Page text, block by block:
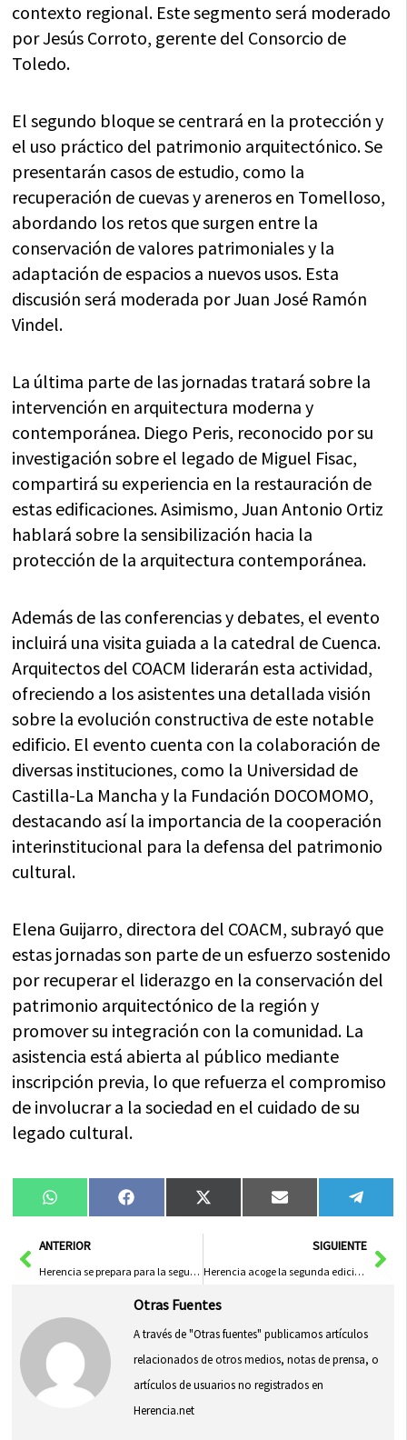
contexto regional. Este segmento será moderado
por Jesús Corroto, gerente del Consorcio de
Toledo.
El segundo bloque se centrará en la protección y
el uso práctico del patrimonio arquitectónico. Se
presentarán casos de estudio, como la
recuperación de cuevas y areneros en Tomelloso,
abordando los retos que surgen entre la
conservación de valores patrimoniales y la
adaptación de espacios a nuevos usos. Esta
discusión será moderada por Juan José Ramón
Vindel.
La última parte de las jornadas tratará sobre la
intervención en arquitectura moderna y
contemporánea. Diego Peris, reconocido por su
investigación sobre el legado de Miguel Fisac,
compartirá su experiencia en la restauración de
estas edificaciones. Asimismo, Juan Antonio Ortiz
hablará sobre la sensibilización hacia la
protección de la arquitectura contemporánea.
Además de las conferencias y debates, el evento
incluirá una visita guiada a la catedral de Cuenca.
Arquitectos del COACM liderarán esta actividad,
ofreciendo a los asistentes una detallada visión
sobre la evolución constructiva de este notable
edificio. El evento cuenta con la colaboración de
diversas instituciones, como la Universidad de
Castilla-La Mancha y la Fundación DOCOMOMO,
destacando así la importancia de la cooperación
interinstitucional para la defensa del patrimonio
cultural.
Elena Guijarro, directora del COACM, subrayó que
estas jornadas son parte de un esfuerzo sostenido
por recuperar el liderazgo en la conservación del
patrimonio arquitectónico de la región y
promover su integración con la comunidad. La
asistencia está abierta al público mediante
inscripción previa, lo que refuerza el compromiso
de involucrar a la sociedad en el cuidado de su
legado cultural.
Compartir
en
WhatsAppCompartir
en
FacebookCompartir
en
X
(Twitter)
Compartir
en
Email
en
AntANTERIOR
Herencia se prepara para la segunda prueba del XIII Circuito BTT Diputación de Ciudad Real
SIGUIENTE
Herencia acoge la segunda edición del Clinic de Perfeccionamiento de Fútbol Base
Otras Fuentes
A través de "Otras fuentes" publicamos artículos
relacionados de otros medios, notas de prensa, o
artículos de usuarios no registrados en
Herencia.net